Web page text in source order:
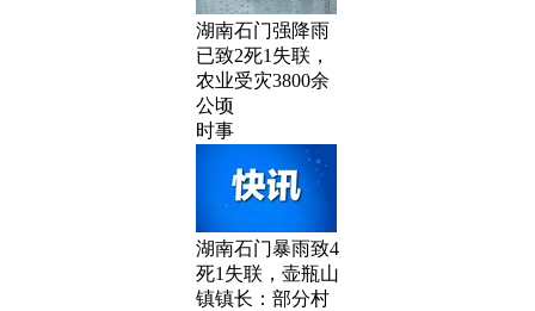
湖南石门强降雨
已致2死1失联，
农业受灾3800余
公顷
时事
湖南石门暴雨致4
死1失联，壶瓶山
镇镇长：部分村